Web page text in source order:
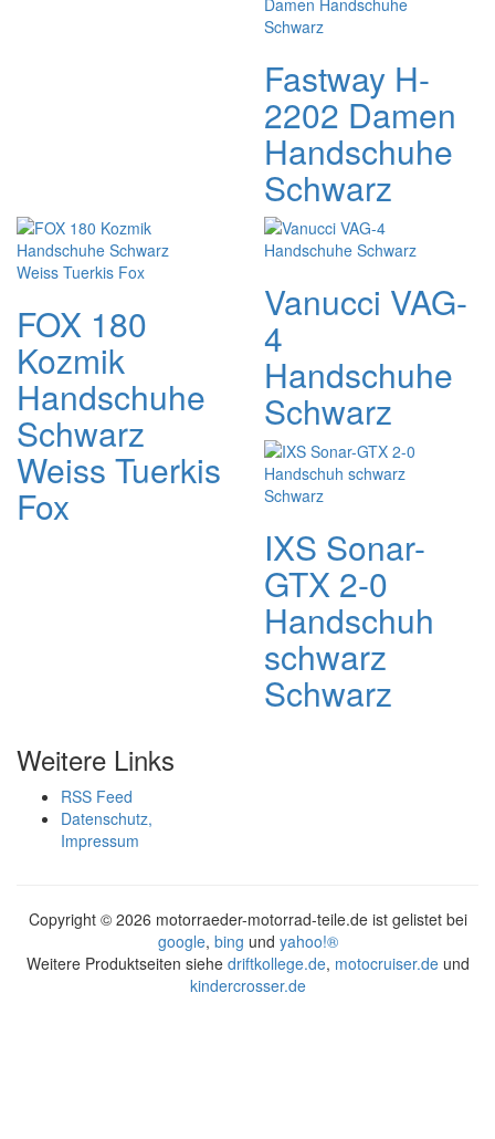
Fastway H-
2202 Damen
Handschuhe
Schwarz
FOX 180
Kozmik
Handschuhe
Schwarz
Weiss Tuerkis
Fox
Vanucci VAG-
4
Handschuhe
Schwarz
IXS Sonar-
GTX 2-0
Handschuh
schwarz
Schwarz
Weitere Links
RSS Feed
Datenschutz,
Impressum
Copyright © 2026 motorraeder-motorrad-teile.de ist gelistet bei
google, bing und yahoo!®
Weitere Produktseiten siehe driftkollege.de, motocruiser.deund
kindercrosser.de